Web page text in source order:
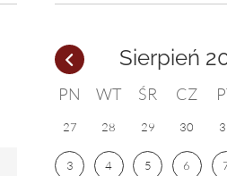
Sierpień
PN WT ŚR CZ
27 28 29 30
3 4 5 6